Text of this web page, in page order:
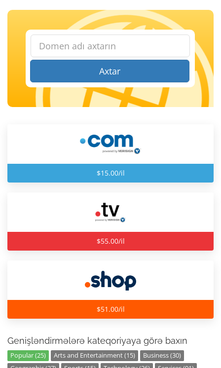
Axtar
$15.00/il
$55.00/il
$51.00/il
Genişləndirmələrə kateqoriyaya görə baxın
Popular (25) Arts and Entertainment (15)
Business (30)